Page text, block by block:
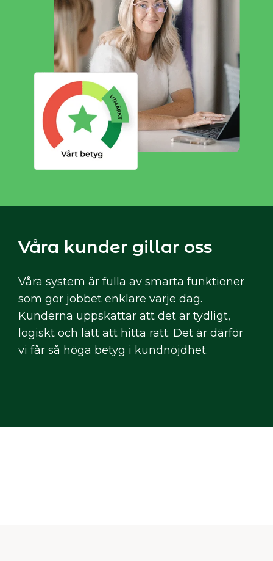
Våra kunder gillar oss
Våra system är fulla av smarta funktioner
som gör jobbet enklare varje dag.
Kunderna uppskattar att det är tydligt,
logiskt och lätt att hitta rätt. Det är därför
vi får så höga betyg i kundnöjdhet.